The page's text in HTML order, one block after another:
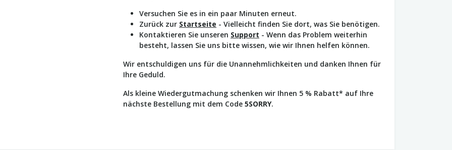
Versuchen Sie es in ein paar Minuten erneut.
Zurück zur Startseite - Vielleicht finden Sie dort, was Sie benötigen.
Kontaktieren Sie unseren Support - Wenn das Problem weiterhin
besteht, lassen Sie uns bitte wissen, wie wir Ihnen helfen können.
Wir entschuldigen uns für die Unannehmlichkeiten und danken Ihnen für
Ihre Geduld.
Als kleine Wiedergutmachung schenken wir Ihnen 5 % Rabatt* auf Ihre
nächste Bestellung mit dem Code 5SORRY.